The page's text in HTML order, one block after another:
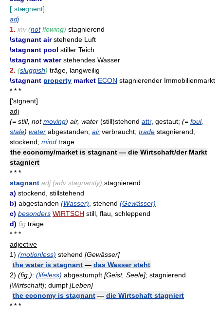
[ˈstægnənt]
adj
1. inv (notflowing) stagnierend
\stagnant airstehende Luft
\stagnant pool stiller Teich
\stagnant waterstehendes Wasser
2. (sluggish) träge, langweilig
\stagnant property market ECON stagnierender Immobilienmarkt
* * *
['stgnənt]
adj
(= still, notmoving) air, water (still)stehend attr, gestaut; (= foul,
stale) water abgestanden; air verbraucht; trade stagnierend,
stockend; mind träge
the economy/market is stagnant — die Wirtschaft/der Markt
stagniert
* * *
stagnant adj(advstagnantly) stagnierend:
a) stockend, stillstehend
b) abgestanden (Wasser) , stehend (Gewässer)
c) besonders WIRTSCH still, flau, schleppend
d) fig träge
* * *
adjective
1) (motionless) stehend [Gewässer]
the water is stagnant — das Wasser steht
2) (fig. ): (lifeless) abgestumpft [Geist, Seele]; stagnierend
[Wirtschaft]; dumpf [Leben]
the economy is stagnant — die Wirtschaft stagniert
* * *